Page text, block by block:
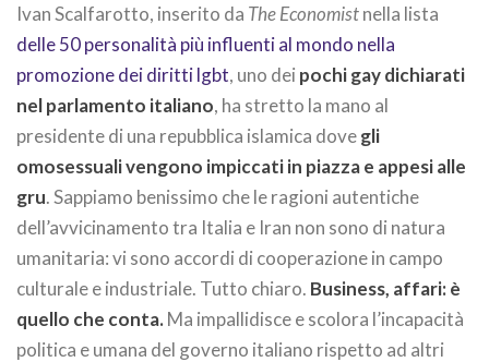
Ivan Scalfarotto, inserito da The Economistnella lista
delle 50 personalità più influenti al mondo nella
promozione dei diritti lgbt, uno dei pochi gay dichiarati
nel parlamento italiano, ha stretto la mano al
presidente di una repubblica islamica dovegli
omosessuali vengono impiccati in piazza e appesi alle
gru. Sappiamo benissimo che le ragioni autentiche
dell’avvicinamento tra Italia e Iran non sono di natura
umanitaria: vi sono accordi di cooperazione in campo
culturale e industriale. Tutto chiaro. Business, affari: è
quello che conta.Ma impallidisce e scolora l’incapacità
politica e umana del governo italiano rispetto ad altri